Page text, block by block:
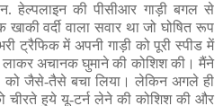
हेल्पलाइन की पीसीआर गाड़ी बगल से
वर्दी वाला सवार था जो घोषित रूप
ट्रैफिक में अपनी गाड़ी को पूरी स्पीड में
अचानक घुमाने की कोशिश की। मैंने
जैसे-तैसे बचा लिया। लेकिन अगले ही
चीरते हुये यू-टर्न लेने की कोशिश की और